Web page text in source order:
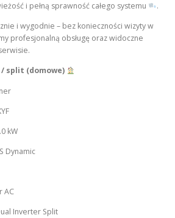
i pełną sprawność całego systemu
.
i wygodnie – bez konieczności wizyty w
profesjonalną obsługę oraz widoczne
split (domowe)
kW
Dynamic
AC
Inverter Split